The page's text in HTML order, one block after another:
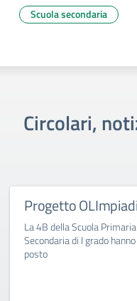
Scuola secondaria
Circolari,
Progetto
La 4B della Scuola
Secondaria di I grado
posto